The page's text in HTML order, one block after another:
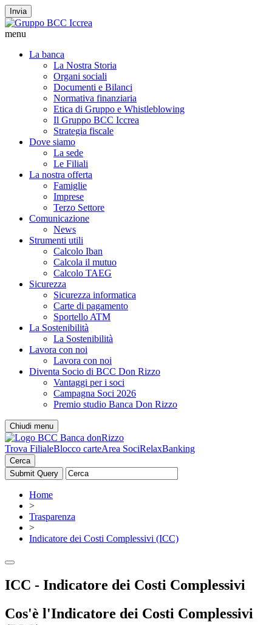
Invia
menu
La banca
La Nostra Storia
Organi sociali
Documenti e Bilanci
Normativa finanziaria
Etica di Gruppo e Whistleblowing
Il Gruppo BCC Iccrea
Strategia fiscale
Dove siamo
La sede
Le Filiali
La nostra offerta
Famiglie
Imprese
Terzo Settore
Comunicazione
News
Strumenti utili
Calcolo Iban
Calcola il mutuo
Calcolo TAEG
Sicurezza
Sicurezza informatica
Carte di pagamento
Sportello ATM
La Sostenibilità
La Sostenibilità
Lavora con noi
Lavora con noi
Diventa Socio di BCC Don Rizzo
Vantaggi per i soci
Campagna Soci 2026
Premio studio Banca Don Rizzo
Chiudi menu
Trova FilialeBlocco carteArea SociRelaxBanking
Cerca
Home
>
Trasparenza
>
Indicatore dei Costi Complessivi (ICC)
ICC - Indicatore dei Costi Complessivi
Cos'è l'Indicatore dei Costi Complessivi